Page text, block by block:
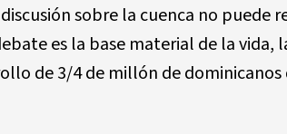
sobre la cuenca no puede
es la base material de la
de 3/4 de millón de